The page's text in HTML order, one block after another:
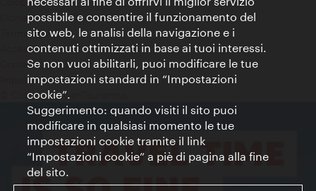
Dichiarazione sulla protezione dei dati
Terms of Use
Accessibilità
Contatto stampa
Impostazioni cookie
© Copyright WienTourismus
possibile e consentire il funzionamento del
sito web, le analisi della navigazione e i
contenuti ottimizzati in base ai tuoi interessi.
Se non vuoi abilitarli, puoi modificare le tue
impostazioni standard in “Impostazioni
cookie”.
Suggerimento: quando visiti il sito puoi
modificare in qualsiasi momento le tue
impostazioni cookie tramite il link
“Impostazioni cookie” a piè di pagina alla fine
del sito.